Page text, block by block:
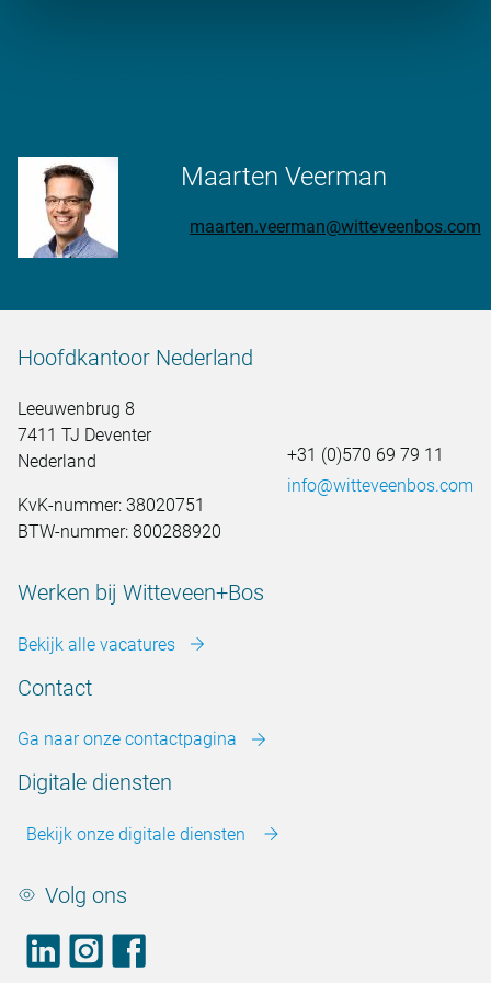
Maarten Veerman
maarten.veerman@witteveenbos.com
Hoofdkantoor Nederland
Leeuwenbrug 8
7411 TJ Deventer
Nederland
KvK-nummer: 38020751
BTW-nummer: 800288920
+31 (0)570 69 79 11
info@witteveenbos.com
Werken bij Witteveen+Bos
Bekijk alle vacatures
Contact
Ga naar onze contactpagina
Digitale diensten
Bekijk onze digitale diensten
Volg ons
LinkedInfooter.instagram